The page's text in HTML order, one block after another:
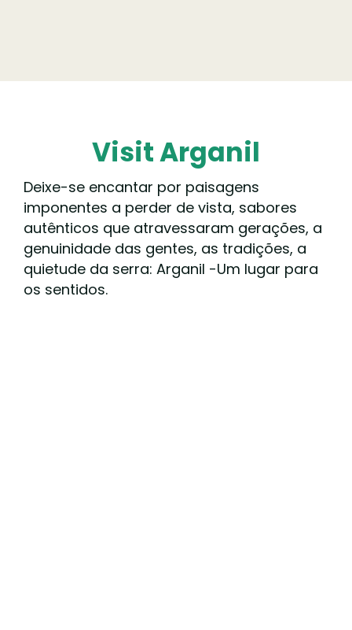
Visit Arganil
Deixe-se encantar por paisagens
imponentes a perder de vista, sabores
autênticos que atravessaram gerações, a
genuinidade das gentes, as tradições, a
quietude da serra: Arganil -Um lugar para
os sentidos.